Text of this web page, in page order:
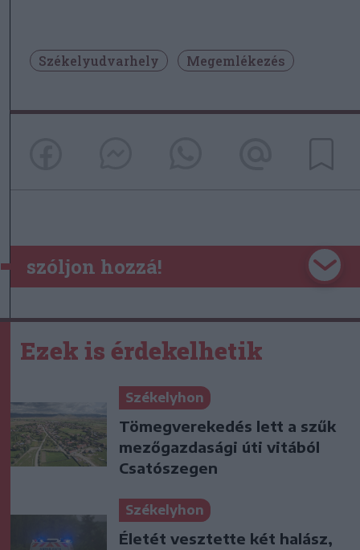
Székelyudvarhely Megemlékezés
szóljon hozzá!
Ezek is érdekelhetik
Székelyhon
Tömegverekedés lett a szűk
mezőgazdasági úti vitából
Csatószegen
Székelyhon
Életét vesztette két halász,